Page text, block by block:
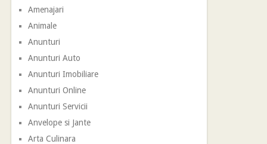
Amenajari
Animale
Anunturi
Anunturi Auto
Anunturi Imobiliare
Anunturi Online
Anunturi Servicii
Anvelope si Jante
Arta Culinara